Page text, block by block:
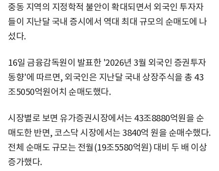
중동 지역의 지정학적 불안이 확대되면서 외국인 투자자
들이 지난달 국내 증시에서 역대 최대 규모의 순매도에 나
섰다.
16일 금융감독원이 발표한 '2026년 3월 외국인 증권투자
동향'에 따르면, 외국인은 지난달 국내 상장주식을 총 43
조5050억원어치 순매도했다.
시장별로 보면 유가증권시장에서는 43조8880억원을 순
매도한 반면, 코스닥 시장에서는 3840억 원을 순매수했다.
전체 순매도 규모는 전월(19조5580억원) 대비 두 배 이상
증가했다.